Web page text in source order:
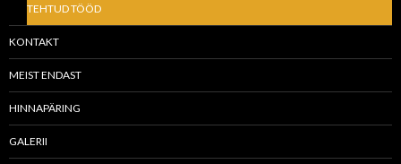
TEHTUD TÖÖD
KONTAKT
MEIST ENDAST
HINNAPÄRING
GALERII